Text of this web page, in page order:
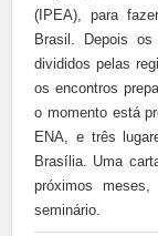
(IPEA), para
Brasil. Depois
divididos pelas
os encontros
o momento está
ENA, e três
Brasília. Uma
próximos
seminário.